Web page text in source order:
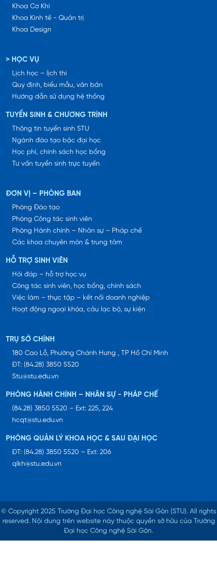
Khoa Cơ Khí
Khoa Kinh tế - Quản trị
Khoa Design
> HỌC VỤ
Lịch học – lịch thi
Quy định, biểu mẫu, văn bản
Hướng dẫn sử dụng hệ thống
TUYỂN SINH & CHƯƠNG TRÌNH
Thông tin tuyển sinh STU
Ngành đào tạo bậc đại học
Học phí, chính sách học bổng
Tư vấn tuyển sinh trực tuyến
ĐƠN VỊ – PHÒNG BAN
Phòng Đào tạo
Phòng Công tác sinh viên
Phòng Hành chính – Nhân sự – Pháp chế
Các khoa chuyên môn & trung tâm
HỖ TRỢ SINH VIÊN
Hỏi đáp – hỗ trợ học vụ
Công tác sinh viên, học bổng, chính sách
Việc làm – thực tập – kết nối doanh nghiệp
Hoạt động ngoại khóa, câu lạc bộ, sự kiện
TRỤ SỞ CHÍNH
180 Cao Lỗ, Phường Chánh Hưng , TP Hồ Chí Minh
ĐT: (84.28) 3850 5520
Stu@stu.edu.vn
PHÒNG HÀNH CHÍNH – NHÂN SỰ - PHÁP CHẾ
(84.28) 3850 5520 – Ext: 225, 224
hcqt@stu.edu.vn
PHÒNG QUẢN LÝ KHOA HỌC & SAU ĐẠI HỌC
ĐT: (84.28) 3850 5520 – Ext: 206
qlkh@stu.edu.vn
© Copyright 2025 Trường Đại học Công nghệ Sài Gòn (STU). All rights
reserved. Nội dung trên website này thuộc quyền sở hữu của Trường
Đại học Công nghệ Sài Gòn.